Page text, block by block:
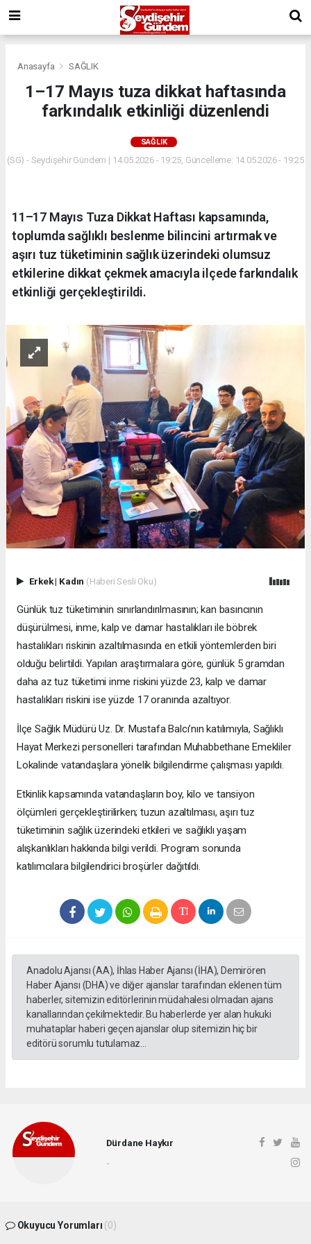
Anasayfa SAĞLIK
1–17 Mayıs tuza dikkat haftasında
farkındalık etkinliği düzenlendi
SAĞLIK
(SG) - Seydişehir Gündem | 14.05.2026 - 19:25, Güncelleme: 14.05.2026 - 19:25
11–17 Mayıs Tuza Dikkat Haftası kapsamında,
toplumda sağlıklı beslenme bilincini artırmak ve
aşırı tuz tüketiminin sağlık üzerindeki olumsuz
etkilerine dikkat çekmek amacıyla ilçede farkındalık
etkinliği gerçekleştirildi.
Erkek| Kadın (Haberi Sesli Oku)
Günlük tuz tüketiminin sınırlandırılmasının; kan basıncının
düşürülmesi, inme, kalp ve damar hastalıkları ile böbrek
hastalıkları riskinin azaltılmasında en etkili yöntemlerden biri
olduğu belirtildi. Yapılan araştırmalara göre, günlük 5 gramdan
daha az tuz tüketimi inme riskini yüzde 23, kalp ve damar
hastalıkları riskini ise yüzde 17 oranında azaltıyor.
İlçe Sağlık Müdürü Uz. Dr. Mustafa Balcı’nın katılımıyla, Sağlıklı
Hayat Merkezi personelleri tarafından Muhabbethane Emekliler
Lokalinde vatandaşlara yönelik bilgilendirme çalışması yapıldı.
Etkinlik kapsamında vatandaşların boy, kilo ve tansiyon
ölçümleri gerçekleştirilirken; tuzun azaltılması, aşırı tuz
tüketiminin sağlık üzerindeki etkileri ve sağlıklı yaşam
alışkanlıkları hakkında bilgi verildi. Program sonunda
katılımcılara bilgilendirici broşürler dağıtıldı.
Anadolu Ajansı (AA), İhlas Haber Ajansı (İHA), Demirören
Haber Ajansı (DHA) ve diğer ajanslar tarafından eklenen tüm
haberler, sitemizin editörlerinin müdahalesi olmadan ajans
kanallarından çekilmektedir. Bu haberlerde yer alan hukuki
muhataplar haberi geçen ajanslar olup sitemizin hiç bir
editörü sorumlu tutulamaz...
Dürdane Haykır
-
Okuyucu Yorumları (0)